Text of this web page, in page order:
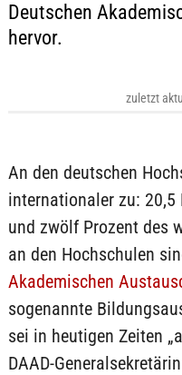
Deutschen
hervor.
zuletzt
An den deutschen
internationaler zu: 20,5
und zwölf Prozent des
an den Hochschulen
Akademischen
sogenannte
sei in heutigen Zeiten
DAAD-